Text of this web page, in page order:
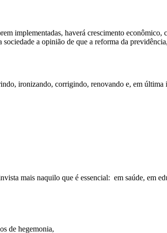
implementadas, haverá crescimento econômico,
a opinião de que a reforma da
ironizando, corrigindo, renovando e, em última
mais naquilo que é essencial: em saúde, em
de hegemonia,